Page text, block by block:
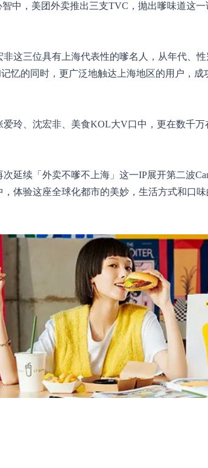
中，美团外卖推出三支TVC，抛出嗲味道这
非这三位具有上海代表性的嗲名人，从年代、
忆的同时，更广泛地触达上海地区的用户，
玲、沈宏非、美食KOL大V口中，更在数千万
延续「外卖不嗲不上海」这一IP展开第二波
体验这座全球化都市的美妙，生活方式和口